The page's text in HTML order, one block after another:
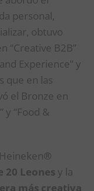
personal,
obtuvo
“Creative B2B”
Experience” y
que en las
el Bronze en
y “Food &
®
Leones y la
más creativa